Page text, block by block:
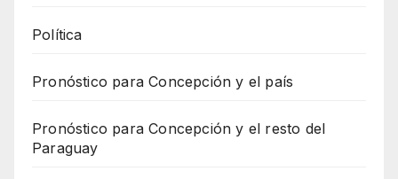
Política
Pronóstico para Concepción y el país
Pronóstico para Concepción y el resto del
Paraguay